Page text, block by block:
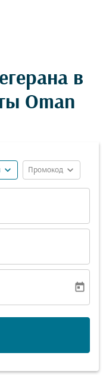
в
Oman
expand_more Промокод expand_more
today